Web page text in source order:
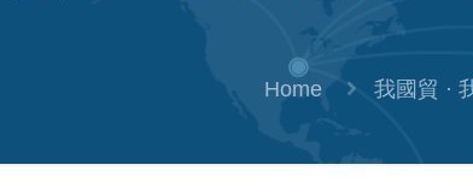
Home 我國貿 ·